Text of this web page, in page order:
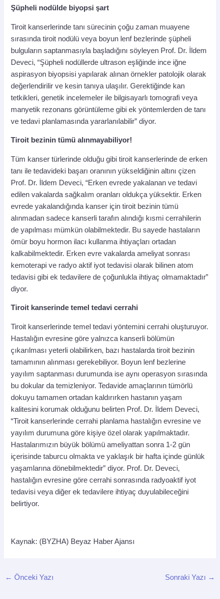
Şüpheli nodülde biyopsi şart
Tiroit kanserlerinde tanı sürecinin çoğu zaman muayene
sırasında tiroit nodülü veya boyun lenf bezlerinde şüpheli
bulguların saptanmasıyla başladığını söyleyen Prof. Dr. İldem
Deveci, “Şüpheli nodüllerde ultrason eşliğinde ince iğne
aspirasyon biyopsisi yapılarak alınan örnekler patolojik olarak
değerlendirilir ve kesin tanıya ulaşılır. Gerektiğinde kan
tetkikleri, genetik incelemeler ile bilgisayarlı tomografi veya
manyetik rezonans görüntüleme gibi ek yöntemlerden de tanı
ve tedavi planlamasında yararlanılabilir” diyor.
Tiroit bezinin tümü alınmayabiliyor!
Tüm kanser türlerinde olduğu gibi tiroit kanserlerinde de erken
tanı ile tedavideki başarı oranının yükseldiğinin altını çizen
Prof. Dr. İldem Deveci, “Erken evrede yakalanan ve tedavi
edilen vakalarda sağkalım oranları oldukça yüksektir. Erken
evrede yakalandığında kanser için tiroit bezinin tümü
alınmadan sadece kanserli tarafın alındığı kısmi cerrahilerin
de yapılması mümkün olabilmektedir. Bu sayede hastaların
ömür boyu hormon ilacı kullanma ihtiyaçları ortadan
kalkabilmektedir. Erken evre vakalarda ameliyat sonrası
kemoterapi ve radyo aktif iyot tedavisi olarak bilinen atom
tedavisi gibi ek tedavilere de çoğunlukla ihtiyaç olmamaktadır”
diyor.
Tiroit kanserinde temel tedavi cerrahi
Tiroit kanserlerinde temel tedavi yöntemini cerrahi oluşturuyor.
Hastalığın evresine göre yalnızca kanserli bölümün
çıkarılması yeterli olabilirken, bazı hastalarda tiroit bezinin
tamamının alınması gerekebiliyor. Boyun lenf bezlerine
yayılım saptanması durumunda ise aynı operasyon sırasında
bu dokular da temizleniyor. Tedavide amaçlarının tümörlü
dokuyu tamamen ortadan kaldırırken hastanın yaşam
kalitesini korumak olduğunu belirten Prof. Dr. İldem Deveci,
“Tiroit kanserlerinde cerrahi planlama hastalığın evresine ve
yayılım durumuna göre kişiye özel olarak yapılmaktadır.
Hastalarımızın büyük bölümü ameliyattan sonra 1-2 gün
içerisinde taburcu olmakta ve yaklaşık bir hafta içinde günlük
yaşamlarına dönebilmektedir” diyor. Prof. Dr. Deveci,
hastalığın evresine göre cerrahi sonrasında radyoaktif iyot
tedavisi veya diğer ek tedavilere ihtiyaç duyulabileceğini
belirtiyor.
Kaynak: (BYZHA) Beyaz Haber Ajansı
← Önceki Yazı Sonraki Yazı →